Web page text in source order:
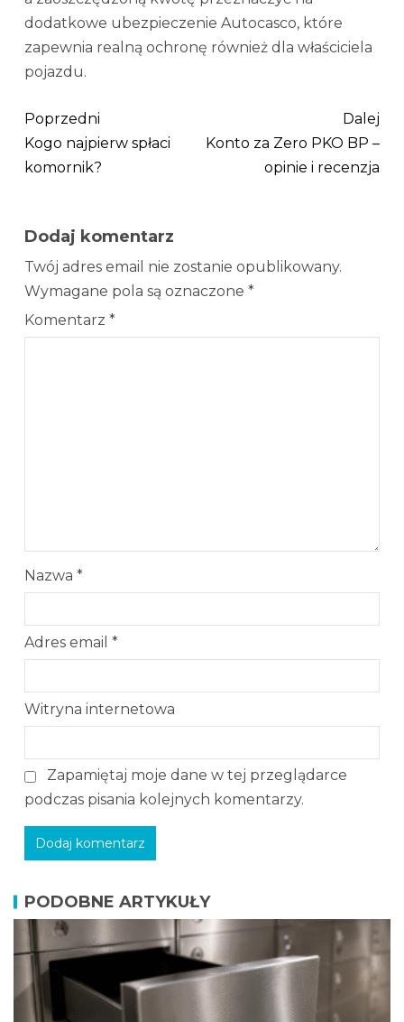
dodatkowe ubezpieczenie Autocasco, które
zapewnia realną ochronę również dla właściciela
pojazdu.
Poprzedni
Kogo najpierw spłaci
komornik?
Dalej
Konto za Zero PKO BP –
opinie i recenzja
Dodaj komentarz
Twój adres email nie zostanie opublikowany.
Wymagane pola są oznaczone *
Komentarz *
Nazwa *
Adres email *
Witryna internetowa
Zapamiętaj moje dane w tej przeglądarce
podczas pisania kolejnych komentarzy.
PODOBNE ARTYKUŁY